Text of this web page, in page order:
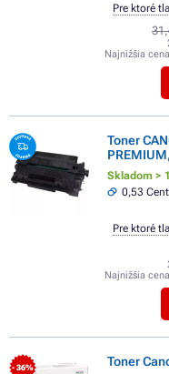
Najnižšia
Pre ktoré
Toner
Skladom >
0,53
Najnižšia
Pre ktoré
- 36% Toner